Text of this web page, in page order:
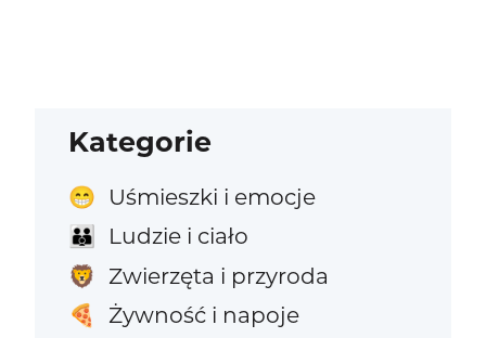
Kategorie
😁 Uśmieszki i emocje
👪 Ludzie i ciało
🦁 Zwierzęta i przyroda
🍕 Żywność i napoje